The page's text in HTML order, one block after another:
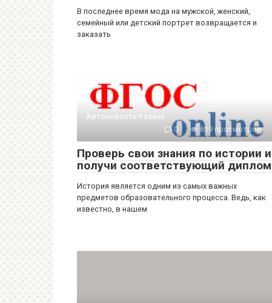
В последнее время мода на мужской, женский,
семейный или детский портрет возвращается и
заказать
Автоновости Казани
0
819 просмотров
Проверь свои знания по истории и
получи соответствующий диплом
История является одним из самых важных
предметов образовательного процесса. Ведь, как
известно, в нашем